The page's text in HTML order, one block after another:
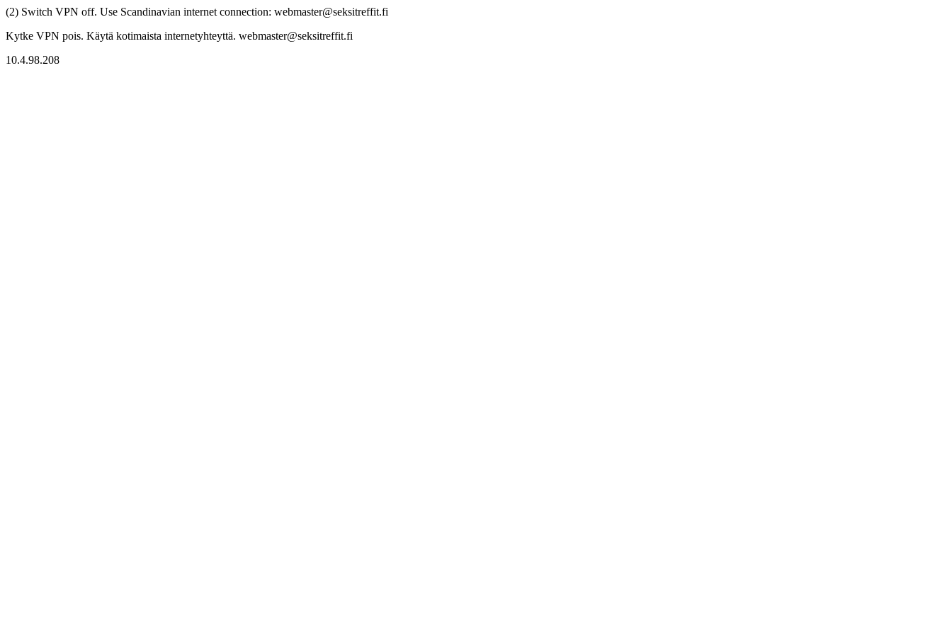
(2) Switch VPN off. Use Scandinavian internet connection: webmaster@seksitreffit.fi
Kytke VPN pois. Käytä kotimaista internetyhteyttä. webmaster@seksitreffit.fi
10.4.98.208